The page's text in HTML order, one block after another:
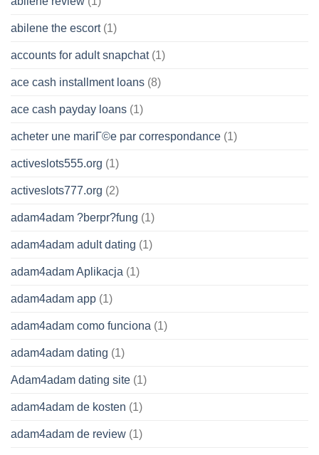
abilene the escort(1)
accounts for adult snapchat(1)
ace cash installment loans (8)
ace cash payday loans (1)
acheter une mariГ©e par correspondance (1)
activeslots555.org (1)
activeslots777.org (2)
adam4adam ?berpr?fung (1)
adam4adam adult dating (1)
adam4adam Aplikacja (1)
adam4adam app (1)
adam4adam como funciona (1)
adam4adam dating (1)
Adam4adam dating site (1)
adam4adam de kosten (1)
adam4adam de review (1)